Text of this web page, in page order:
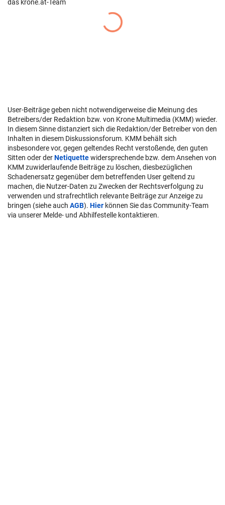
das krone.at-Team
User-Beiträge geben nicht notwendigerweise die Meinung des
Betreibers/der Redaktion bzw. von Krone Multimedia (KMM) wieder.
In diesem Sinne distanziert sich die Redaktion/der Betreiber von den
Inhalten in diesem Diskussionsforum. KMM behält sich
insbesondere vor, gegen geltendes Recht verstoßende, den guten
Sitten oder derNetiquettewidersprechende bzw. dem Ansehen von
KMM zuwiderlaufende Beiträge zu löschen, diesbezüglichen
Schadenersatz gegenüber dem betreffenden User geltend zu
machen, die Nutzer-Daten zu Zwecken der Rechtsverfolgung zu
verwenden und strafrechtlich relevante Beiträge zur Anzeige zu
bringen (siehe auch AGB). Hier können Sie das Community-Team
via unserer Melde- und Abhilfestelle kontaktieren.